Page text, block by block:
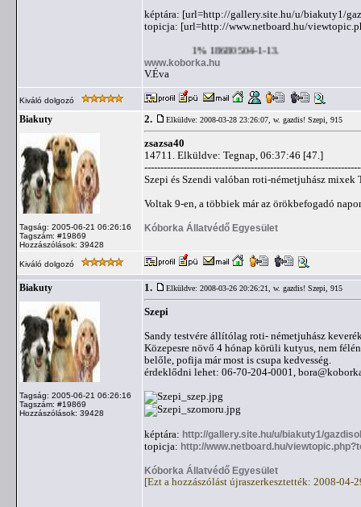
képtára: [url=http://gallery.site.hu/u/biakuty1/
topicja: [url=http://www.netboard.hu/
1% 18680504-1-13.
www.koborka.hu
V.Éva
Kiváló dolgozó
Biakuty
Tagság: 2005-06-21 06:26:16
Tagszám: #19869
Hozzászólások: 39428
2. Elküldve: 2008-03-28 23:26:07, w. gazdis! Szepi, 915
zsazsa40
14711. Elküldve: Tegnap, 06:37:46 [47.]
Szepi és Szendi valóban roti-németjuhász mixek
Voltak 9-en, a többiek már az örökbefogadó
Kóborka Állatvédő Egyesület
Kiváló dolgozó
Biakuty
Tagság: 2005-06-21 06:26:16
Tagszám: #19869
Hozzászólások: 39428
1. Elküldve: 2008-03-26 20:26:21, w. gazdis! Szepi, 915
Szepi
Sandy testvére állítólag roti- németjuhász
Közepesre növő 4 hónap körüli kutyus, nem
belőle, pofija már most is csupa kedvesség.
érdeklődni lehet: 06-70-204-0001,
képtára: http://gallery.site.hu/u/biakuty1/
topicja: http://www.netboard.hu/
Kóborka Állatvédő Egyesület
[Ezt a hozzászólást újraszerkesztették: 2008-04-